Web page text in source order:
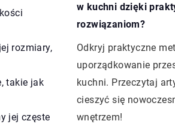
rozmiary,
takie jak
jej częste
w kuchni dzięki
rozwiązaniom?
Odkryj praktyczne
uporządkowanie
kuchni. Przeczytaj
cieszyć się
wnętrzem!